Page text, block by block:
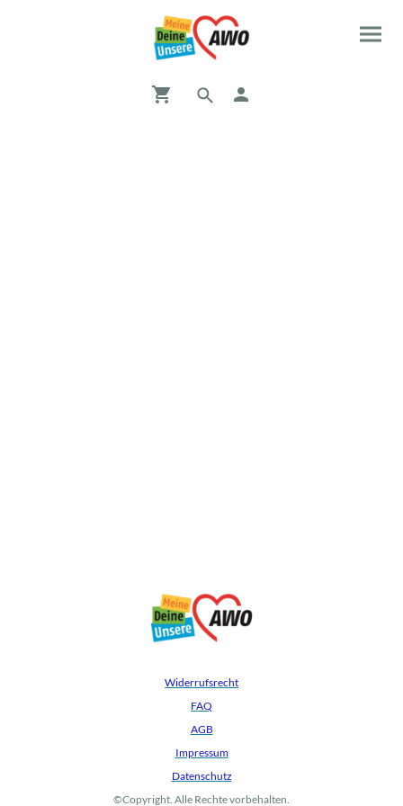
Widerrufsrecht
FAQ
AGB
Impressum
Datenschutz
©Copyright. Alle Rechte vorbehalten.